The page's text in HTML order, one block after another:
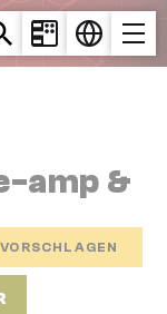
amp &